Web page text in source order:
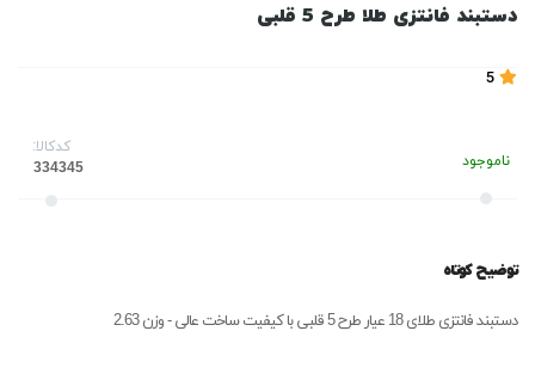
دستبند فانتزی طلا طرح 5 قلبی
ناموجود
کدکالا:
توضیح کوتاه
دستبند فانتزی طلای 18 عیار طرح 5 قلبی با کیفیت ساخت عالی - وزن 2.63